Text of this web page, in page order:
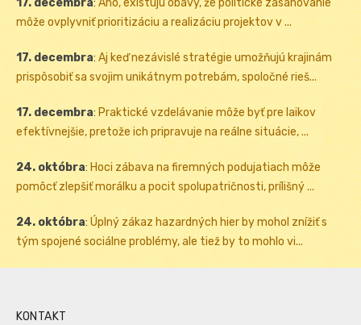
17. decembra: Áno, existujú obavy, že politické zasahovanie
môže ovplyvniť prioritizáciu a realizáciu projektov v ...
17. decembra: Aj keď nezávislé stratégie umožňujú krajinám
prispôsobiť sa svojim unikátnym potrebám, spoločné rieš...
17. decembra: Praktické vzdelávanie môže byť pre laikov
efektívnejšie, pretože ich pripravuje na reálne situácie, ...
24. októbra: Hoci zábava na firemných podujatiach môže
pomôcť zlepšiť morálku a pocit spolupatričnosti, prílišný ...
24. októbra: Úplný zákaz hazardných hier by mohol znížiť s
tým spojené sociálne problémy, ale tiež by to mohlo vi...
KONTAKT